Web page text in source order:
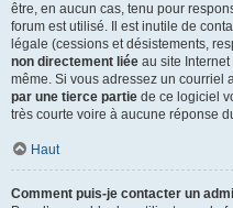
être, en aucun cas, tenu pour
forum est utilisé. Il est inutile de
légale (cessions et désistements,
non directement liée au site
même. Si vous adressez un courriel
par une tierce partie de ce logiciel
très courte voire à aucune réponse
Haut
Comment puis-je contacter un